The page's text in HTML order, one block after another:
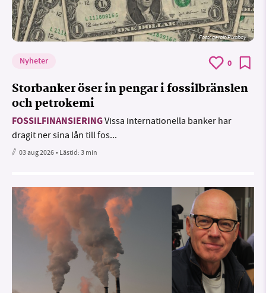
Foto:geralt/Pixabay
Nyheter 0
Storbanker öser in pengar i fossilbränslen
och petrokemi
FOSSILFINANSIERINGVissa internationella banker har
dragit ner sina lån till fos...
03 aug 2026• Lästid:3 min